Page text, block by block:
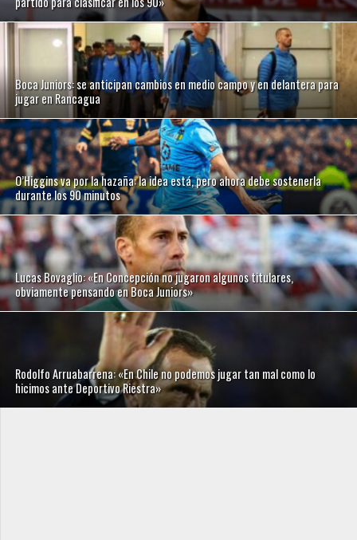
Boca Juniors: se anticipan cambios en medio campo y en delantera para
jugar en Rancagua
O’Higgins va por la hazaña: la idea está, pero ahora debe sostenerla
durante los 90 minutos
Lucas Bovaglio: «En Concepción no jugaron algunos titulares,
obviamente pensando en Boca Juniors»
Rodolfo Arruabarrena: «En Chile no podemos jugar tan mal como lo
hicimos ante Deportivo Riestra»